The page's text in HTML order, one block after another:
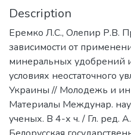
Description
Еремко Л.С., Олепир Р.В.
зависимости от
минеральных удобрений
условиях неостаточного
Украины // Молодежь и
Материалы Междунар.
ученых. В 4-х ч. / Гл. ред.